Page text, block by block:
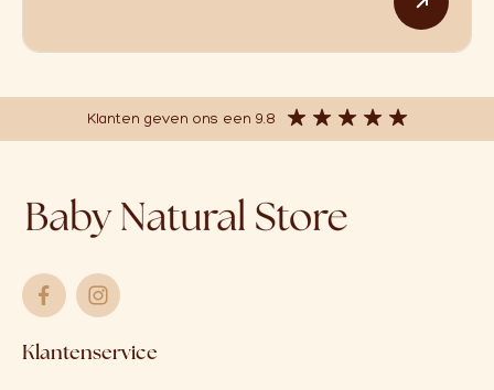
Dit
Klanten geven ons een 9.8
Klantenservice